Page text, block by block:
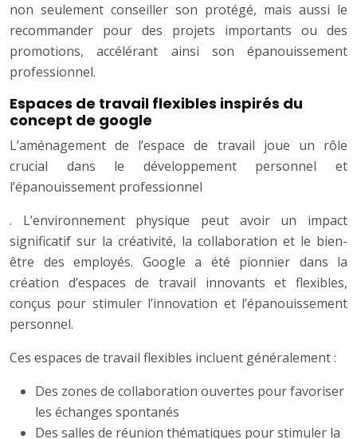
non seulement conseiller son protégé, mais aussi le
recommander pour des projets importants ou des
promotions, accélérant ainsi son épanouissement
professionnel.
Espaces de travail flexibles inspirés du
concept de google
L’aménagement de l’espace de travail joue un rôle
crucial dans le développement personnel et
l’épanouissement professionnel
. L’environnement physique peut avoir un impact
significatif sur la créativité, la collaboration et le bien-
être des employés. Google a été pionnier dans la
création d’espaces de travail innovants et flexibles,
conçus pour stimuler l’innovation et l’épanouissement
personnel.
Ces espaces de travail flexibles incluent généralement :
Des zones de collaboration ouvertes pour favoriser
les échanges spontanés
Des salles de réunion thématiques pour stimuler la